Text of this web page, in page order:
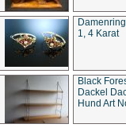
1, 4 Karat
Black
Dackel
Hund Art